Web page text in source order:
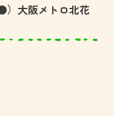
大阪メトロ北花